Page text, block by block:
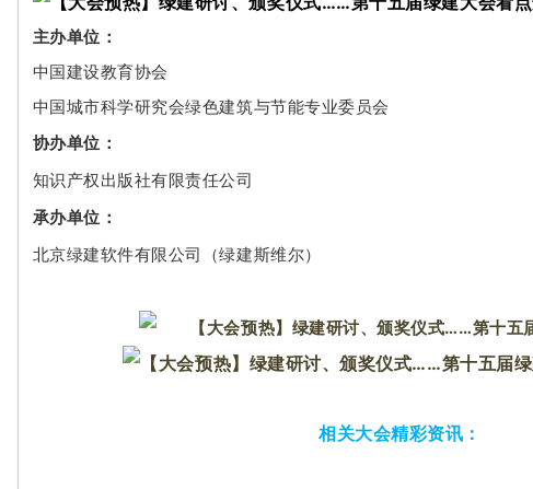
主办单位：
中国建设教育协会
中国城市科学研究会绿色建筑与节能专业委员会
协办单位：
知识产权出版社有限责任公司
承办单位：
北京绿建软件有限公司
（绿建斯维尔）
相关大会精彩资讯：